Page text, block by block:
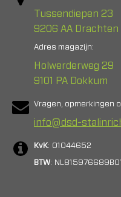
Tussendiepen 23
9206 AA Drachten
Adres magazijn:
Holwerderweg 29
9101 PA Dokkum
Vragen, opmerkingen
info@dsd-
KvK: 01044652
BTW: NL815976689B01